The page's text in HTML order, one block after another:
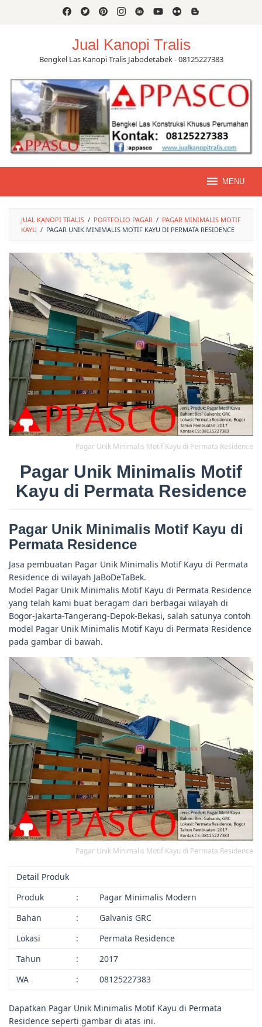
Jual Kanopi Tralis
Bengkel Las Kanopi Tralis Jabodetabek - 08125227383
MENU
JUAL KANOPI TRALIS / PORTFOLIO PAGAR / PAGAR MINIMALIS MOTIF
KAYU / PAGAR UNIK MINIMALIS MOTIF KAYU DI PERMATA RESIDENCE
Pagar Unik Minimalis Motif Kayu di Permata Residence
Pagar Unik Minimalis Motif
Kayu di Permata Residence
Pagar Unik Minimalis Motif Kayu di
Permata Residence
Jasa pembuatan Pagar Unik Minimalis Motif Kayu di Permata
Residence di wilayah JaBoDeTaBek.
Model Pagar Unik Minimalis Motif Kayu di Permata Residence
yang telah kami buat beragam dari berbagai wilayah di
Bogor-Jakarta-Tangerang-Depok-Bekasi, salah satunya contoh
model Pagar Unik Minimalis Motif Kayu di Permata Residence
pada gambar di bawah.
Pagar Unik Minimalis Motif Kayu di Permata Residence
Detail Produk
Produk
:
Pagar Minimalis Modern
Bahan
:
Galvanis GRC
Lokasi
:
Permata Residence
Tahun
:
2017
WA
: 08125227383
Dapatkan Pagar Unik Minimalis Motif Kayu di Permata
Residence seperti gambar di atas ini.